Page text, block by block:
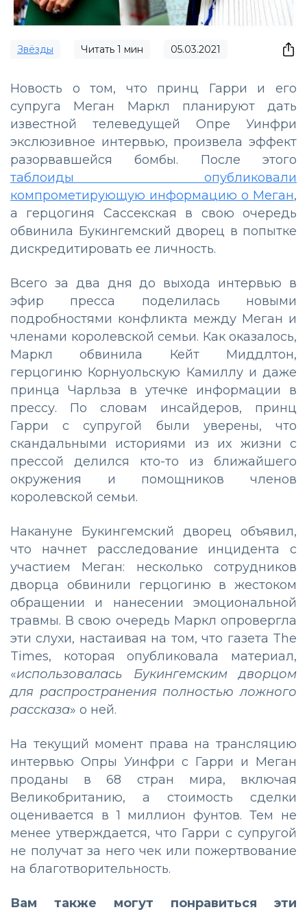
Звёзды Читать 1 мин 05.03.2021
Новость о том, что принц Гарри и его
супруга Меган Маркл планируют дать
известной телеведущей Опре Уинфри
экслюзивное интервью, произвела эффект
разорвавшейся бомбы. После этого
таблоиды опубликовали
компрометирующую информацию о Меган,
а герцогиня Сассекская в свою очередь
обвинила Букингемский дворец в попытке
дискредитировать ее личность.
Всего за два дня до выхода интервью в
эфир пресса поделилась новыми
подробностями конфликта между Меган и
членами королевской семьи. Как оказалось,
Маркл обвинила Кейт Миддлтон,
герцогиню Корнуольскую Камиллу и даже
принца Чарльза в утечке информации в
прессу. По словам инсайдеров, принц
Гарри с супругой были уверены, что
скандальными историями из их жизни с
прессой делился кто-то из ближайшего
окружения и помощников членов
королевской семьи.
Накануне Букингемский дворец объявил,
что начнет расследование инцидента с
участием Меган: несколько сотрудников
дворца обвинили герцогиню в жестоком
обращении и нанесении эмоциональной
травмы. В свою очередь Маркл опровергла
эти слухи, настаивая на том, что газета The
Times, которая опубликовала материал,
«использовалась Букингемским дворцом
для распространения полностью ложного
рассказа» о ней.
На текущий момент права на трансляцию
интервью Опры Уинфри с Гарри и Меган
проданы в 68 стран мира, включая
Великобританию, а стоимость сделки
оценивается в 1 миллион фунтов. Тем не
менее утверждается, что Гарри с супругой
не получат за него чек или пожертвование
на благотворительность.
Вам также могут понравиться эти